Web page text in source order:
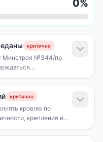
0%
критично
Минстроя №344/пр
актами и
критично
кровлю по
крепления и